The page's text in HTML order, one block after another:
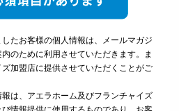
たお客様の個人情報は、メールマガジ
のために利用させていただきます。ま
加盟店に提供させていただくことがご
は、アエラホーム及びフランチャイズ